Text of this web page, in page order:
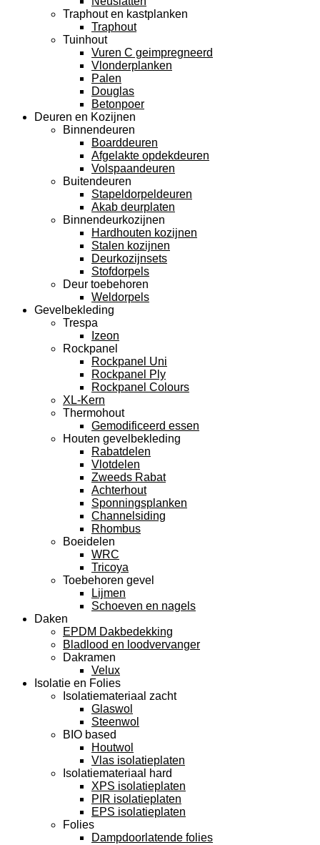
Traphout en kastplanken
Traphout
Tuinhout
Vuren C geimpregneerd
Vlonderplanken
Palen
Douglas
Betonpoer
Deuren en Kozijnen
Binnendeuren
Boarddeuren
Afgelakte opdekdeuren
Volspaandeuren
Buitendeuren
Stapeldorpeldeuren
Akab deurplaten
Binnendeurkozijnen
Hardhouten kozijnen
Stalen kozijnen
Deurkozijnsets
Stofdorpels
Deur toebehoren
Weldorpels
Gevelbekleding
Trespa
Izeon
Rockpanel
Rockpanel Uni
Rockpanel Ply
Rockpanel Colours
XL-Kern
Thermohout
Gemodificeerd essen
Houten gevelbekleding
Rabatdelen
Vlotdelen
Zweeds Rabat
Achterhout
Sponningsplanken
Channelsiding
Rhombus
Boeidelen
WRC
Tricoya
Toebehoren gevel
Lijmen
Schoeven en nagels
Daken
EPDM Dakbedekking
Bladlood en loodvervanger
Dakramen
Velux
Isolatie en Folies
Isolatiemateriaal zacht
Glaswol
Steenwol
BIO based
Houtwol
Vlas isolatieplaten
Isolatiemateriaal hard
XPS isolatieplaten
PIR isolatieplaten
EPS isolatieplaten
Folies
Dampdoorlatende folies